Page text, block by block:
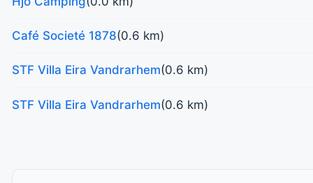
Café Societé 1878(0.6 km)
STF Villa Eira Vandrarhem(0.6 km)
STF Villa Eira Vandrarhem(0.6 km)